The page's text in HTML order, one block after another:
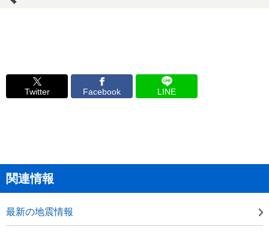
Twitter Facebook LINE
関連情報
最新の地震情報